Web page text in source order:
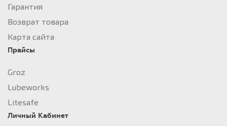
Гарантия
Возврат товара
Карта сайта
Прайсы
Groz
Lubeworks
Litesafe
Личный Кабинет